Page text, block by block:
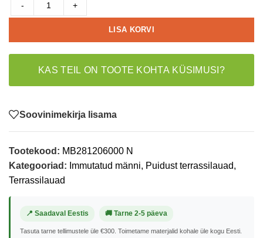
- +
LISA KORVI
KAS TEIL ON TOOTE KOHTA KÜSIMUSI?
Soovinimekirja lisama
Tootekood: MB281206000 N
Kategooriad: Immutatud männi, Puidust terrassilauad,
Terrassilauad
📍 Saadaval Eestis 🚚 Tarne 2-5 päeva
Tasuta tarne tellimustele üle €300. Toimetame materjalid kohale üle kogu Eesti.